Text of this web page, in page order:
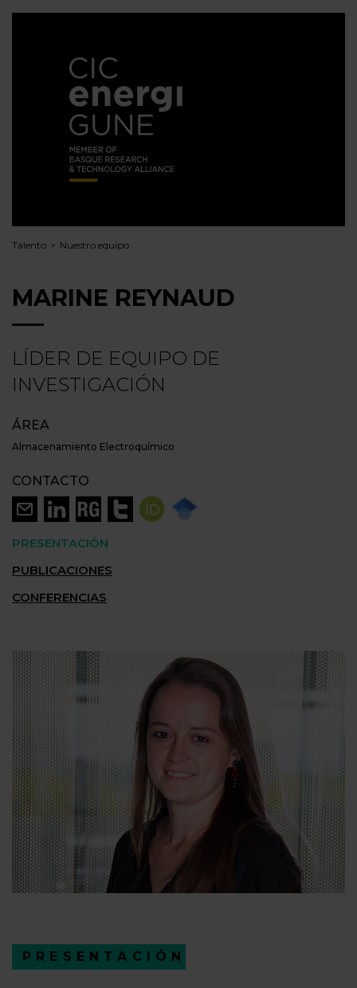
Talento Nuestro equipo
MARINE REYNAUD
LÍDER DE EQUIPO DE
INVESTIGACIÓN
ÁREA
Almacenamiento Electroquímico
CONTACTO
PRESENTACIÓN
PUBLICACIONES
CONFERENCIAS
PRESENTACIÓN